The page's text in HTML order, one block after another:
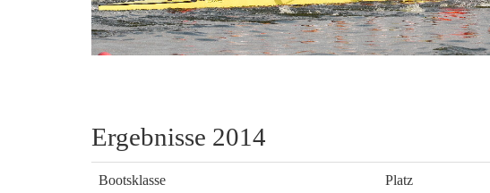
Ergebnisse 2014
Bootsklasse Platz